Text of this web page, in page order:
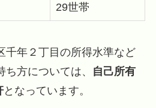
29世帯
千年２丁目の所得水準など
方については、
自己所有
となっています。